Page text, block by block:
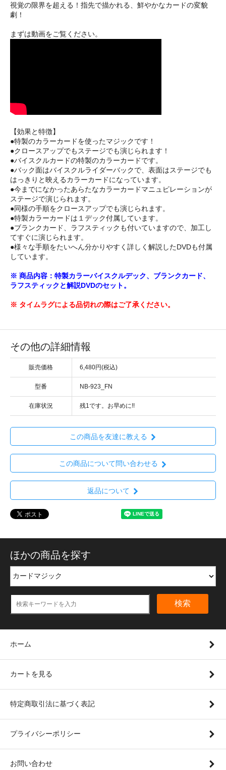
視覚の限界を超える！指先で描かれる、鮮やかなカードの変貌
劇！
まずは動画をご覧ください。
【効果と特徴】
●特製のカラーカードを使ったマジックです！
●クロースアップでもステージでも演じられます！
●バイスクルカードの特製のカラーカードです。
●バック面はバイスクルライダーバックで、表面はステージでも
はっきりと映えるカラーカードになっています。
●今までになかったあらたなカラーカードマニュピレーションが
ステージで演じられます。
●同様の手順をクロースアップでも演じられます。
●特製カラーカードは１デック付属しています。
●ブランクカード、ラフスティックも付いていますので、加工し
てすぐに演じられます。
●様々な手順をたいへん分かりやすく詳しく解説したDVDも付属
しています。
※ 商品内容：特製カラーバイスクルデック、ブランクカード、
ラフスティックと解説DVDのセット。
※ タイムラグによる品切れの際はご了承ください。
その他の詳細情報
販売価格 6,480円(税込)
型番 NB-923_FN
在庫状況 残1です。お早めに!!
この商品を友達に教える
この商品について問い合わせる
返品について
ほかの商品を探す
検索
ホーム
カートを見る
特定商取引法に基づく表記
プライバシーポリシー
お問い合わせ